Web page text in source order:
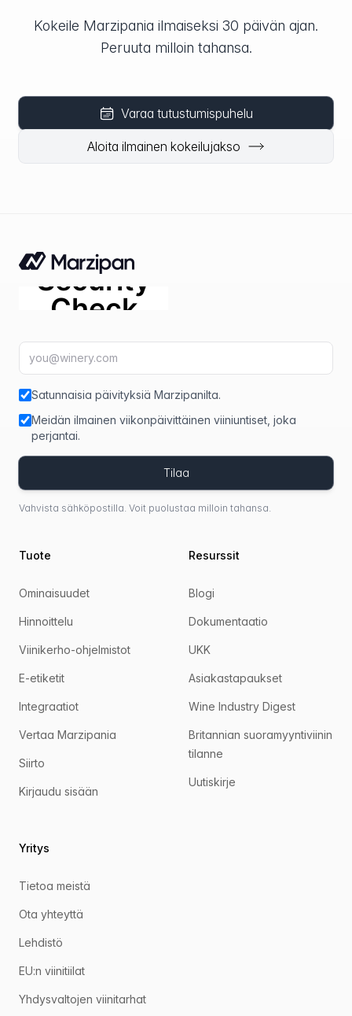
Kokeile Marzipania ilmaiseksi 30 päivän ajan.
Peruuta milloin tahansa.
Varaa tutustumispuhelu
Aloita ilmainen kokeilujakso
Sähköpostiosoite
Satunnaisia päivityksiä Marzipanilta.
Meidän ilmainen viikonpäivittäinen viiniuntiset, joka
perjantai.
Tilaa
Vahvista sähköpostilla. Voit puolustaa milloin tahansa.
Tuote
Ominaisuudet
Hinnoittelu
Viinikerho-ohjelmistot
E-etiketit
Integraatiot
Vertaa Marzipania
Siirto
Kirjaudu sisään
Resurssit
Blogi
Dokumentaatio
UKK
Asiakastapaukset
Wine Industry Digest
Britannian suoramyyntiviinin
tilanne
Uutiskirje
Yritys
Tietoa meistä
Ota yhteyttä
Lehdistö
EU:n viinitiilat
Yhdysvaltojen viinitarhat